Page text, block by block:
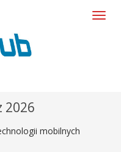
2026
mobilnych